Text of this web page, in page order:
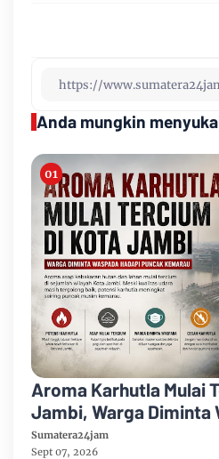
Anda mungkin
Aroma Karhutla Mulai
Jambi, Warga Diminta
Puncak Kemarau
Sumatera24jam
Sept 07, 2026